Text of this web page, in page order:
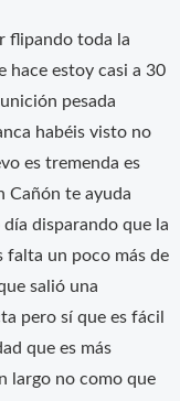
flipando toda la
hace estoy casi a 30
pesada
habéis visto no
es tremenda es
Cañón te ayuda
disparando que la
falta un poco más de
salió una
pero sí que es fácil
que es más
largo no como que